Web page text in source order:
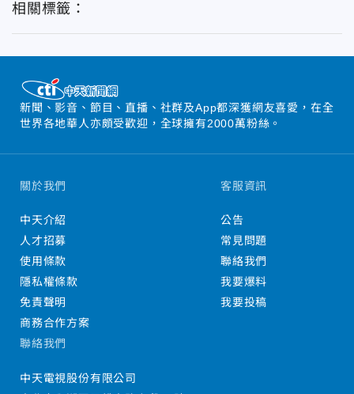
相關標籤：
新聞、影音、節目、直播、社群及App都深獲網友喜愛，在全
世界各地華人亦頗受歡迎，全球擁有2000萬粉絲。
關於我們
中天介紹
人才招募
使用條款
隱私權條款
免責聲明
商務合作方案
客服資訊
公告
常見問題
聯絡我們
我要爆料
我要投稿
聯絡我們
中天電視股份有限公司